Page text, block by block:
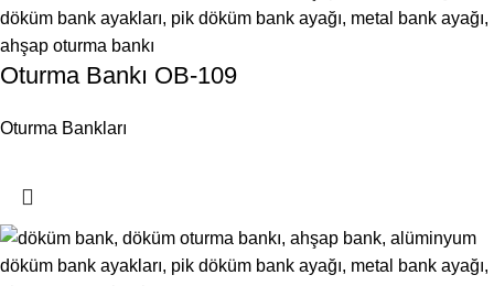
Oturma Bankı OB-109
Oturma Bankları